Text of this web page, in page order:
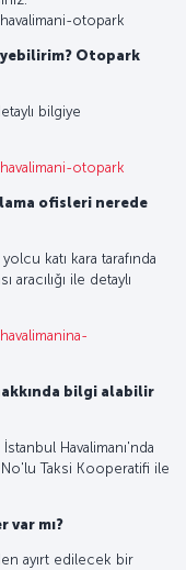
otopark
Otopark
bilgiye
otopark
ofisleri nerede
katı kara tarafında
aracılığı ile detaylı
bilgi alabilir
Havalimanı'nda
Taksi Kooperatifi ile
var mı?
ayırt edilecek bir